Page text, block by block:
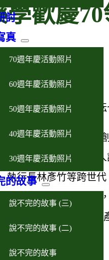
討
真
70週年慶活動照片
60週年慶活動照片
50週年慶活動照片
40週年慶活動照片
30週年慶活動照片
的故事
說不完的故事 (三)
說不完的故事 (二)
說不完的故事
歡慶
［邁向卓越-藥學耕
系友蒞臨分享他們的
及AmMax Bio的創辦
執行長林彥竹等跨世
最熱門的技術。會中
）下推動公司業務在